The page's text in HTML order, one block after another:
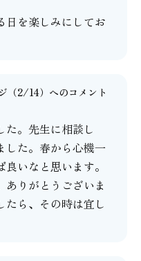
日を楽しみにしてお
（2/14） へのコメント
た。先生に相談し
した。春から心機一
いなと思います。
ありがとうございま
たら、その時は宜し